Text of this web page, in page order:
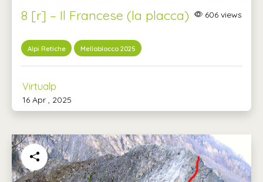
8 [r] – Il Francese (la placca) 606 views
Alpi Retiche Melloblocco 2025
Virtualp
16 Apr , 2025